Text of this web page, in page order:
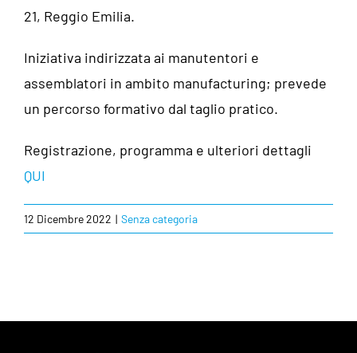
21, Reggio Emilia.
Iniziativa indirizzata ai manutentori e
assemblatori in ambito manufacturing; prevede
un percorso formativo dal taglio pratico.
Registrazione, programma e ulteriori dettagli
QUI
12 Dicembre 2022 | Senza categoria